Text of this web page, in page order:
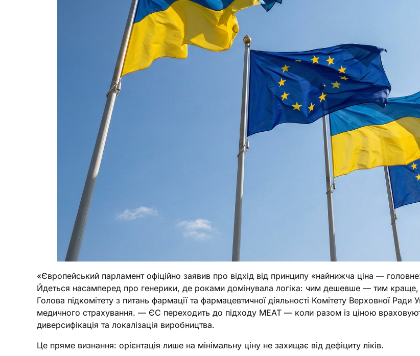
«Європейський парламент офіційно заявив про відхід від принципу «найнижча ціна —
Йдеться насамперед про генерики, де роками домінувала логіка: чим дешевше — тим
Голова підкомітету з питань фармації та фармацевтичної діяльності Комітету Верховної
медичного страхування. — ЄС переходить до підходу MEAT — коли разом із ціною
диверсифікація та локалізація виробництва.
Це пряме визнання: орієнтація лише на мінімальну ціну не захищає від дефіциту ліків.